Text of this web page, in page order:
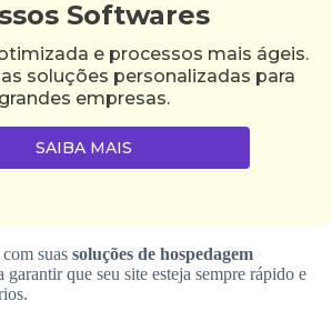
Softwares
e processos mais ágeis.
soluções personalizadas para
grandes empresas.
SAIBA MAIS
com suas soluções de hospedagem
garantir que seu site esteja sempre rápido e